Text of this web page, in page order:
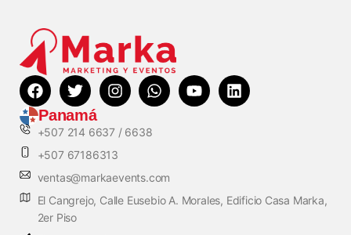
Panamá
+507 214 6637 / 6638
+507 67186313
ventas@markaevents.com
El Cangrejo, Calle Eusebio A. Morales, Edificio Casa Marka,
2er Piso